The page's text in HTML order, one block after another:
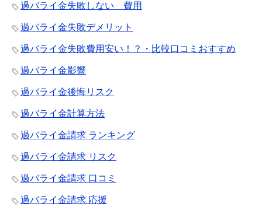
過バライ金失敗しない 費用
過バライ金失敗デメリット
過バライ金失敗費用安い！？・比較口コミおすすめ
過バライ金影響
過バライ金後悔リスク
過バライ金計算方法
過バライ金請求 ランキング
過バライ金請求 リスク
過バライ金請求 口コミ
過バライ金請求 応援